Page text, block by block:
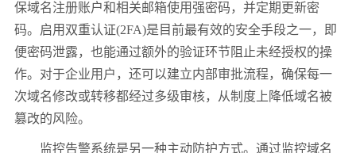
保域名注册账户和相关邮箱使用强密码，并定期更新密
码。启用双重认证(2FA)是目前最有效的安全手段之一，即
便密码泄露，也能通过额外的验证环节阻止未经授权的操
作。对于企业用户，还可以建立内部审批流程，确保每一
次域名修改或转移都经过多级审核，从制度上降低域名被
篡改的风险。
监控告警系统是另一种主动防护方式。通过监控域名